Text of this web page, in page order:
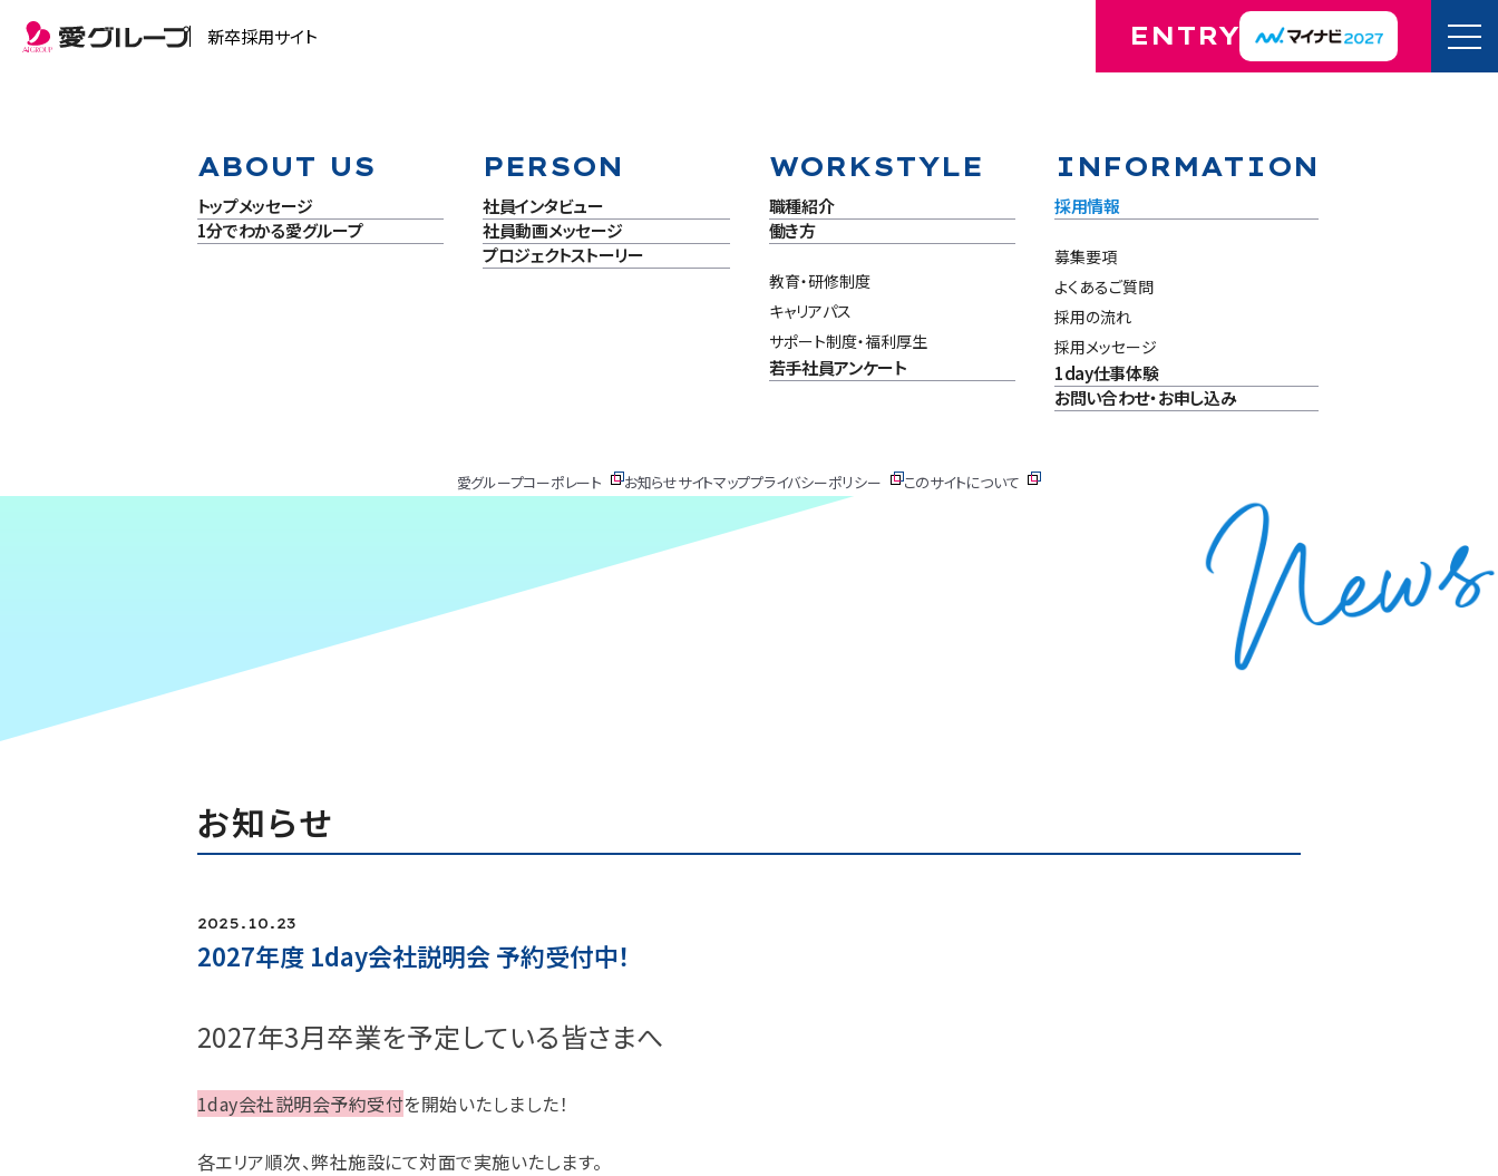
新卒採用サイト ENTRY
ABOUT US
トップメッセージ
1分でわかる愛グループ
PERSON
社員インタビュー
社員動画メッセージ
プロジェクトストーリー
WORKSTYLE
職種紹介
働き方
教育・研修制度
キャリアパス
サポート制度・福利厚生
若手社員アンケート
INFORMATION
採用情報
募集要項
よくあるご質問
採用の流れ
採用メッセージ
1day仕事体験
お問い合わせ・お申し込み
愛グループコーポレート お知らせサイトマッププライバシーポリシー このサイトについて
お知らせ
2025.10.23
2027年度 1day会社説明会 予約受付中！
2027年3月卒業を予定している皆さまへ
1day会社説明会予約受付を開始いたしました！
各エリア順次、弊社施設にて対面で実施いたします。